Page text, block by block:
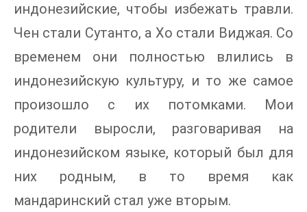
индонезийские, чтобы избежать травли.
Чен стали Сутанто, а Хо стали Виджая. Со
временем они полностью влились в
индонезийскую культуру, и то же самое
произошло с их потомками. Мои
родители выросли, разговаривая на
индонезийском языке, который был для
них родным, в то время как
мандаринский стал уже вторым.